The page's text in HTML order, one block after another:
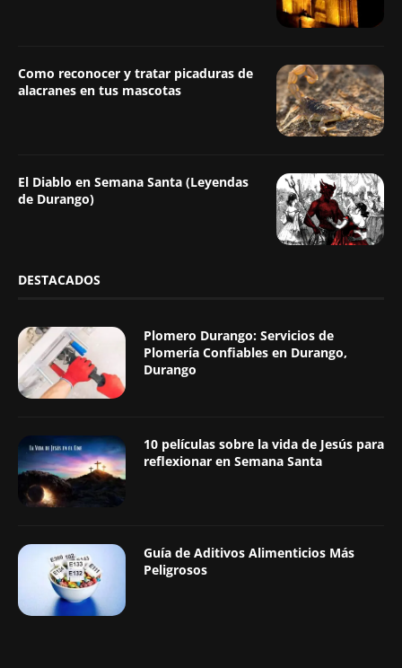
Como reconocer y tratar picaduras de
alacranes en tus mascotas
El Diablo en Semana Santa (Leyendas
de Durango)
DESTACADOS
Plomero Durango: Servicios de
Plomería Confiables en Durango,
Durango
10 películas sobre la vida de Jesús para
reflexionar en Semana Santa
Guía de Aditivos Alimenticios Más
Peligrosos